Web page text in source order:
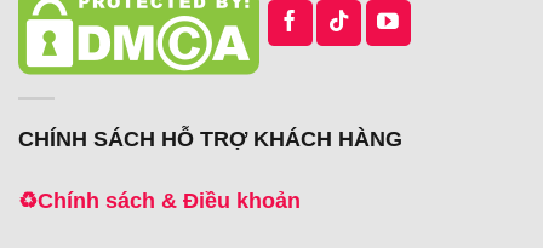
CHÍNH SÁCH HỖ TRỢ KHÁCH HÀNG
♻️Chính sách & Điều khoản